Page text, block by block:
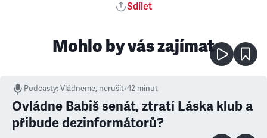
Sdílet
Mohlo by vás zajímat
Podcasty:Vládneme, nerušit•42 minut
Ovládne Babiš senát, ztratí Láska klub a
přibude dezinformátorů?